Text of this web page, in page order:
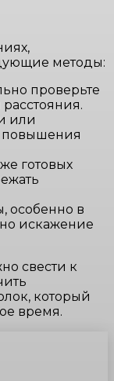
методы:
проверьте
или
повышения
готовых
особенно в
искажение
свести к
который
время.